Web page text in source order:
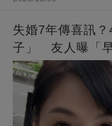
失婚7年傳喜訊
子」 友人曝「